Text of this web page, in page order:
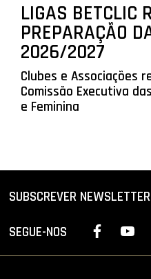
LIGAS BETCLIC
PREPARAÇÃO
2026/2027
Clubes e Associações
Comissão Executiva
e Feminina
SUBSCREVER NEWSLETTER
SEGUE-NOS